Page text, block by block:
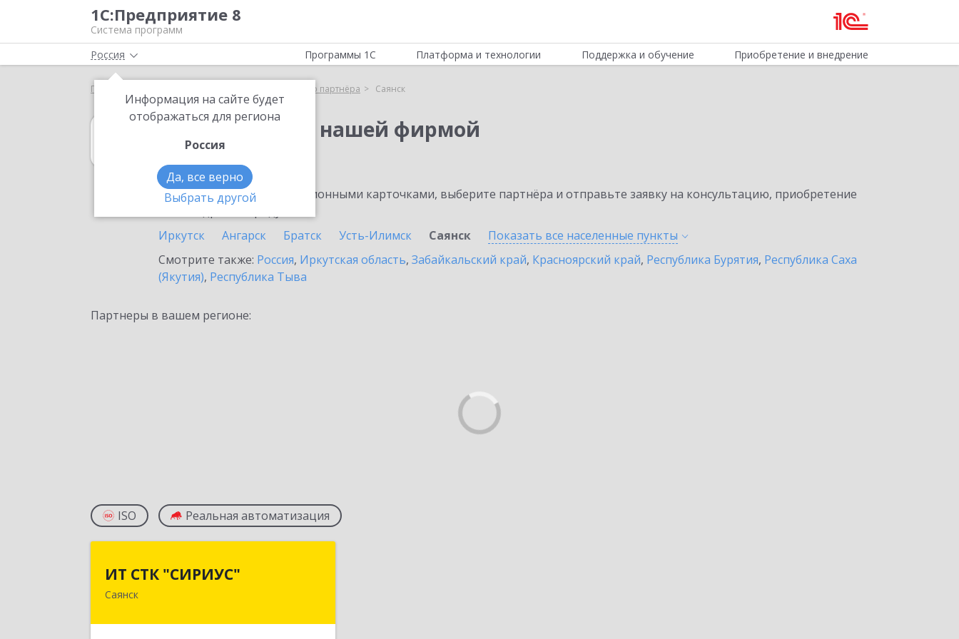
1С:Предприятие 8
Система программ
Россия
Информация на сайте будет
отображаться для региона
Россия
Да, все верно
Выбрать другой
Программы 1С Платформа и технологии Поддержка и обучение Приобретение и внедрение
Главная Выбор партнёра Саянск
1С:Управление нашей фирмой
в Саянске
Ознакомьтесь с информационными карточками, выберите партнёра и отправьте заявку на консультацию, приобретение
Иркутск
Ангарск Братск Усть-Илимск Саянск Показать все населенные пункты
Смотрите также: Россия, Иркутская область, Забайкальский край, Красноярский край, Республика Бурятия, Республика Саха
(Якутия), Республика Тыва
Партнеры в вашем регионе:
ISO Реальная автоматизация
ИТ СТК "СИРИУС"
Саянск